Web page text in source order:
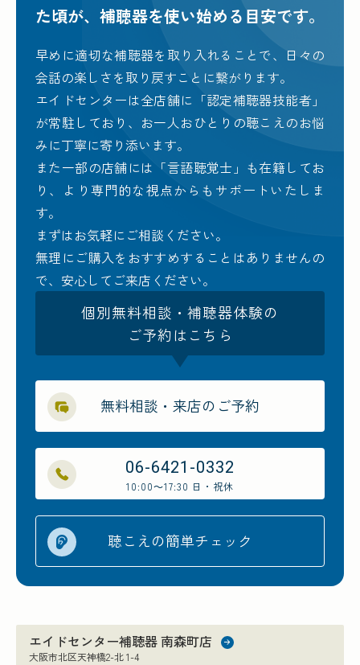
た頃が、 補聴器を使い始める目安です。
早めに適切な補聴器を取り入れることで、日々の
会話の楽しさを取り戻すことに繋がります。
エイドセンターは全店舗に「認定補聴器技能者」
が常駐しており、お一人おひとりの聴こえのお悩
みに丁寧に寄り添います。
また一部の店舗には「言語聴覚士」も在籍してお
り、より専門的な視点からもサポートいたしま
す。
まずはお気軽にご相談ください。
無理にご購入をおすすめすることはありませんの
で、安心してご来店ください。
個別無料相談・補聴器体験の
ご予約はこちら
無料相談・来店のご予約
06-6421-0332
10:00～17:30 日・祝休
聴こえの簡単チェック
エイドセンター補聴器 南森町店
大阪市北区天神橋2-北 1-4